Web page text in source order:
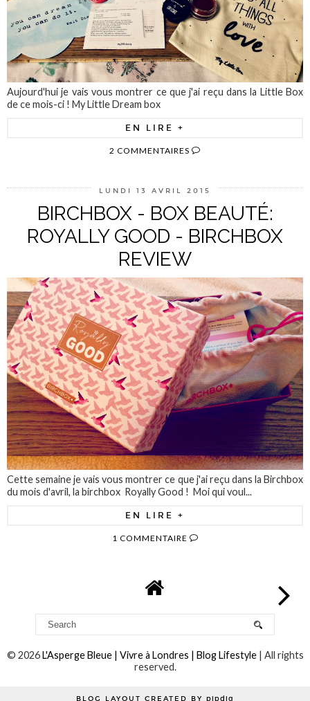
Aujourd'hui je vais vous montrer ce que j'ai reçu dans la Little Box
de ce mois-ci ! My Little Dream box
EN LIRE +
2 COMMENTAIRES
LUNDI 13 AVRIL 2015
BIRCHBOX - BOX BEAUTÉ:
ROYALLY GOOD - BIRCHBOX
REVIEW
Cette semaine je vais vous montrer ce que j'ai reçu dans la Birchbox
du mois d'avril, la birchbox Royally Good ! Moi qui voul...
EN LIRE +
1 COMMENTAIRE
© 2026L'Asperge Bleue | Vivre à Londres | Blog Lifestyle| All rights
reserved.
BLOG LAYOUT CREATED BY pipdig